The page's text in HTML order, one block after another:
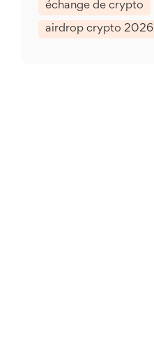
échange de crypto
airdrop crypto 2026